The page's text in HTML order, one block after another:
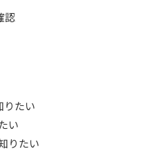
認
りたい
い
りたい